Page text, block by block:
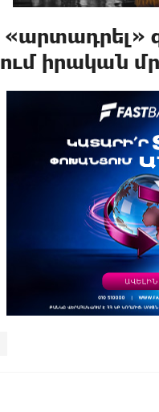
«արտադրել»
իրական